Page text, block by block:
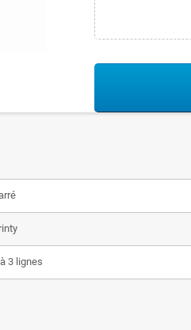
3 lignes